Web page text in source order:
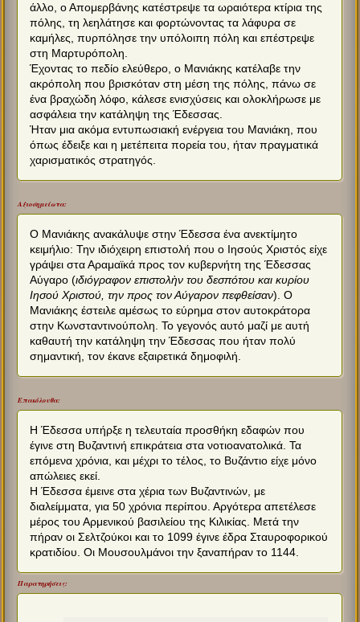
άλλο, ο Απομερβάνης κατέστρεψε τα ωραιότερα κτίρια της
πόλης, τη λεηλάτησε και φορτώνοντας τα λάφυρα σε
καμήλες, πυρπόλησε την υπόλοιπη πόλη και επέστρεψε
στη Μαρτυρόπολη.
Έχοντας το πεδίο ελεύθερο, ο Μανιάκης κατέλαβε την
ακρόπολη που βρισκόταν στη μέση της πόλης, πάνω σε
ένα βραχώδη λόφο, κάλεσε ενισχύσεις και ολοκλήρωσε με
ασφάλεια την κατάληψη της Έδεσσας.
Ήταν μια ακόμα εντυπωσιακή ενέργεια του Μανιάκη, που
όπως έδειξε και η μετέπειτα πορεία του, ήταν πραγματικά
χαρισματικός στρατηγός.
Αξιοσημείωτα:
Ο Μανιάκης ανακάλυψε στην Έδεσσα ένα ανεκτίμητο
κειμήλιο: Την ιδιόχειρη επιστολή που ο Ιησούς Χριστός είχε
γράψει στα Αραμαϊκά προς τον κυβερνήτη της Έδεσσας
Αύγαρο (ιδιόγραφον επιστολὴν του δεσπότου και κυρίου
Ιησού Χριστού, την προς τον Αύγαρον πεφθείσαν). Ο
Μανιάκης έστειλε αμέσως το εύρημα στον αυτοκράτορα
στην Κωνσταντινούπολη. Το γεγονός αυτό μαζί με αυτή
καθαυτή την κατάληψη την Έδεσσας που ήταν πολύ
σημαντική, τον έκανε εξαιρετικά δημοφιλή.
Επακόλουθα:
Η Έδεσσα υπήρξε η τελευταία προσθήκη εδαφών που
έγινε στη Βυζαντινή επικράτεια στα νοτιοανατολικά. Τα
επόμενα χρόνια, και μέχρι το τέλος, το Βυζάντιο είχε μόνο
απώλειες εκεί.
Η Έδεσσα έμεινε στα χέρια των Βυζαντινών, με
διαλείμματα, για 50 χρόνια περίπου. Αργότερα απετέλεσε
μέρος του Αρμενικού βασιλείου της Κιλικίας. Μετά την
πήραν οι Σελτζούκοι και το 1099 έγινε έδρα Σταυροφορικού
κρατιδίου. Οι Μουσουλμάνοι την ξαναπήραν το 1144.
Παρατηρήσεις: